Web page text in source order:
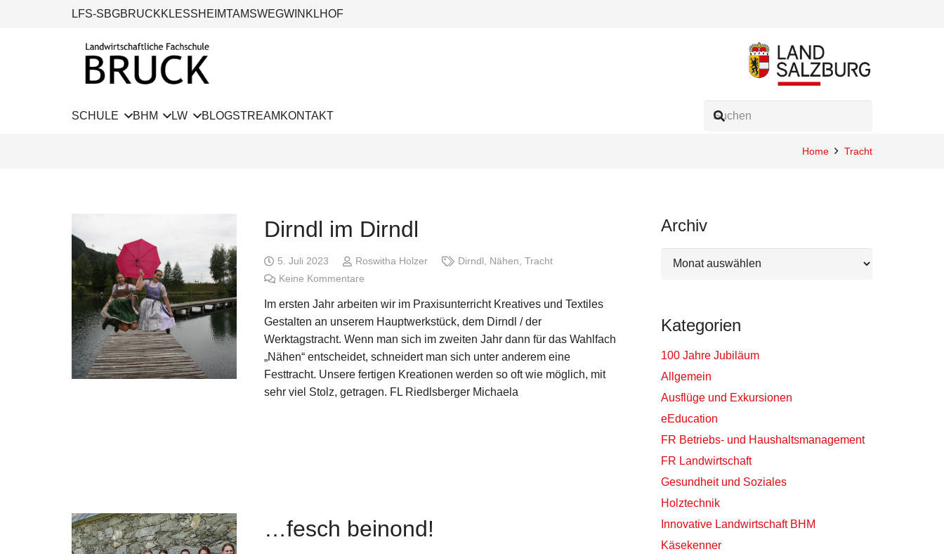
LFS-SBGBRUCKKLESSHEIMTAMSWEGWINKLHOF
SCHULE BHM LW BLOGSTREAM KONTAKT
Home Tracht
Dirndl im Dirndl
5. Juli 2023 Roswitha Holzer Dirndl Nähen ,Tracht
Keine Kommentare
Im ersten Jahr arbeiten wir im Praxisunterricht Kreatives und Textiles
Gestalten an unserem Hauptwerkstück, dem Dirndl / der
Werktagstracht. Wenn man sich im zweiten Jahr dann für das Wahlfach
„Nähen“ entscheidet, schneidert man sich unter anderem eine
Festtracht. Unsere fertigen Kreationen werden so oft wie möglich, mit
sehr viel Stolz, getragen. FL Riedlsberger Michaela
…fesch beinond!
Archiv
Archiv
Kategorien
100 Jahre Jubiläum
Allgemein
Ausflüge und Exkursionen
eEducation
FR Betriebs- und Haushaltsmanagement
FR Landwirtschaft
Gesundheit und Soziales
Holztechnik
Innovative Landwirtschaft BHM
Käsekenner